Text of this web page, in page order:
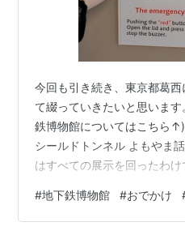
今回も引き続き、東京都葛
て綴っていきたいと思いま
鉄博物館についてはこちら
シールドトンネル よもやま
はすべての展示を回ったわ
ことができる展示もいくつか
組みについて紹介されたこ
#地下鉄博物館 #おでかけ